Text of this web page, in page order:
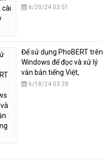
6/20/24 03:51
​Để sử dụng PhoBERT trên
Windows để đọc và xử lý
văn bản tiếng Việt,
6/18/24 03:28